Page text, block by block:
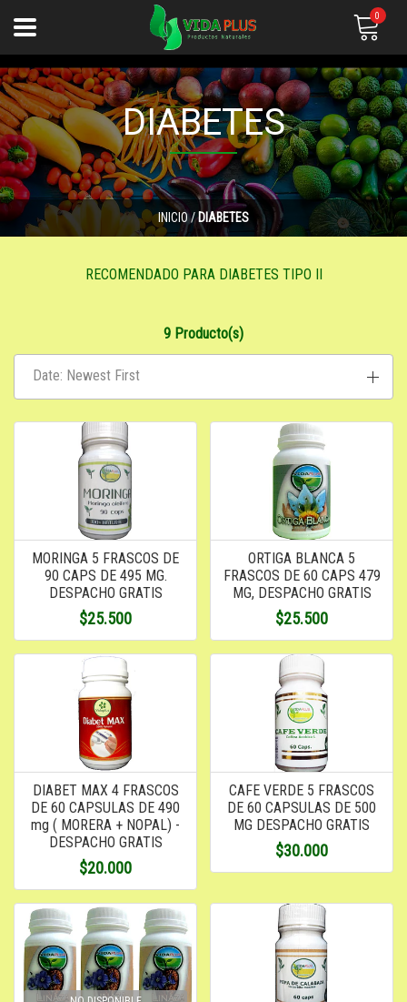
0
INICIO/DIABETES
DIABETES
RECOMENDADO PARA DIABETES TIPO II
9 Producto(s)
Date: Newest First
MORINGA 5 FRASCOS DE
90 CAPS DE 495 MG.
DESPACHO GRATIS
$25.500
ORTIGA BLANCA 5
FRASCOS DE 60 CAPS 479
MG, DESPACHO GRATIS
$25.500
DIABET MAX 4 FRASCOS
DE 60 CAPSULAS DE 490
mg ( MORERA + NOPAL) -
DESPACHO GRATIS
$20.000
CAFE VERDE 5 FRASCOS
DE 60 CAPSULAS DE 500
MG DESPACHO GRATIS
$30.000